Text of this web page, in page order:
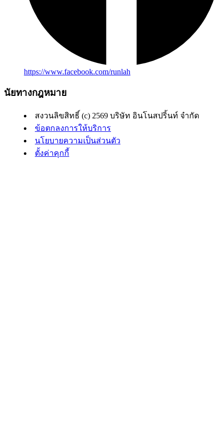
https://www.facebook.com/runlah
นัยทางกฎหมาย
สงวนลิขสิทธิ์ (c) 2569 บริษัท อินโนสปริ้นท์ จำกัด
ข้อตกลงการให้บริการ
นโยบายความเป็นส่วนตัว
ตั้งค่าคุกกี้